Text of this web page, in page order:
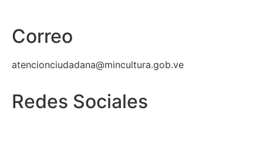
Correo
atencionciudadana@mincultura.gob.ve
Redes Sociales